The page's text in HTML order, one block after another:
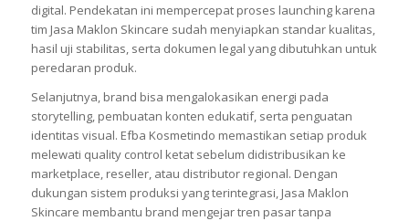
digital. Pendekatan ini mempercepat proses launching karena
tim Jasa Maklon Skincare sudah menyiapkan standar kualitas,
hasil uji stabilitas, serta dokumen legal yang dibutuhkan untuk
peredaran produk.
Selanjutnya, brand bisa mengalokasikan energi pada
storytelling, pembuatan konten edukatif, serta penguatan
identitas visual. Efba Kosmetindo memastikan setiap produk
melewati quality control ketat sebelum didistribusikan ke
marketplace, reseller, atau distributor regional. Dengan
dukungan sistem produksi yang terintegrasi, Jasa Maklon
Skincare membantu brand mengejar tren pasar tanpa